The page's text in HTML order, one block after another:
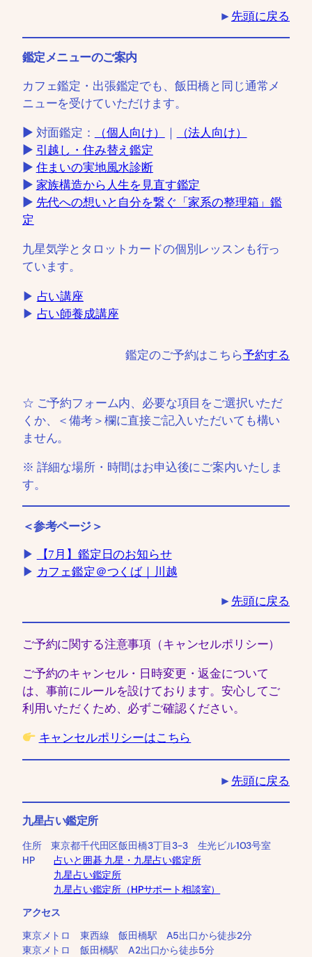
► 先頭に戻る
鑑定メニューのご案内
カフェ鑑定・出張鑑定でも、飯田橋と同じ通常メ
ニューを受けていただけます。
▶ 対面鑑定： （個人向け） ｜
（法人向け）
▶ 引越し・住み替え鑑定
▶ 住まいの実地風水診断
▶ 家族構造から人生を見直す鑑定
▶ 先代への想いと自分を繋ぐ「家系の整理箱」鑑
定
九星気学とタロットカードの個別レッスンも行っ
ています。
▶ 占い講座
▶ 占い師養成講座
鑑定のご予約はこちら予約する
☆ ご予約フォーム内、必要な項目をご選択いただ
くか、＜備考＞欄に直接ご記入いただいても構い
ません。
※ 詳細な場所・時間はお申込後にご案内いたしま
す。
＜参考ページ＞
▶
【7月】鑑定日のお知らせ
▶ カフェ鑑定＠つくば｜川越
► 先頭に戻る
ご予約に関する注意事項（キャンセルポリシー）
ご予約のキャンセル・日時変更・返金について
は、事前にルールを設けております。安心してご
利用いただくため、必ずご確認ください。
キャンセルポリシーはこちら
► 先頭に戻る
九星占い鑑定所
住所 東京都千代田区飯田橋3丁目3-3 生光ビル103号室
HP占いと囲碁 九星・九星占い鑑定所
九星占い鑑定所
九星占い鑑定所（HPサポート相談室）
アクセス
東京メトロ 東西線 飯田橋駅 A5出口から徒歩2分
東京メトロ 飯田橋駅 A2出口から徒歩5分